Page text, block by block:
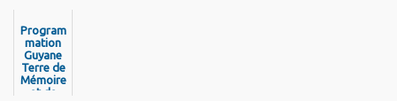
program
mation
Program
mation
Guyane
Terre de
Mémoire
et de